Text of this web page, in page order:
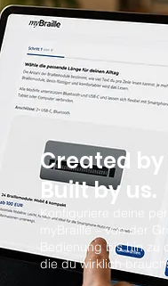
Created by
Built by us.
Konfiguriere deine
myBraille – von der
Bedienung bis hin zu
die du wirklich